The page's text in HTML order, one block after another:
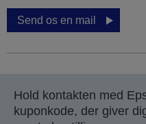
Send os en mail
Hold kontakten med
kuponkode, der giver